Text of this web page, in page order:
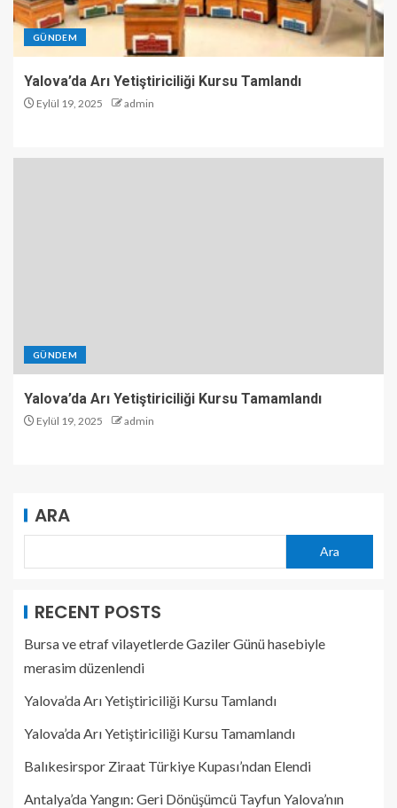
GÜNDEM
Yalova’da Arı Yetiştiriciliği Kursu Tamlandı
Eylül 19, 2025 admin
GÜNDEM
Yalova’da Arı Yetiştiriciliği Kursu Tamamlandı
Eylül 19, 2025 admin
ARA
Ara
RECENT POSTS
Bursa ve etraf vilayetlerde Gaziler Günü hasebiyle
merasim düzenlendi
Yalova’da Arı Yetiştiriciliği Kursu Tamlandı
Yalova’da Arı Yetiştiriciliği Kursu Tamamlandı
Balıkesirspor Ziraat Türkiye Kupası’ndan Elendi
Antalya’da Yangın: Geri Dönüşümcü Tayfun Yalova’nın